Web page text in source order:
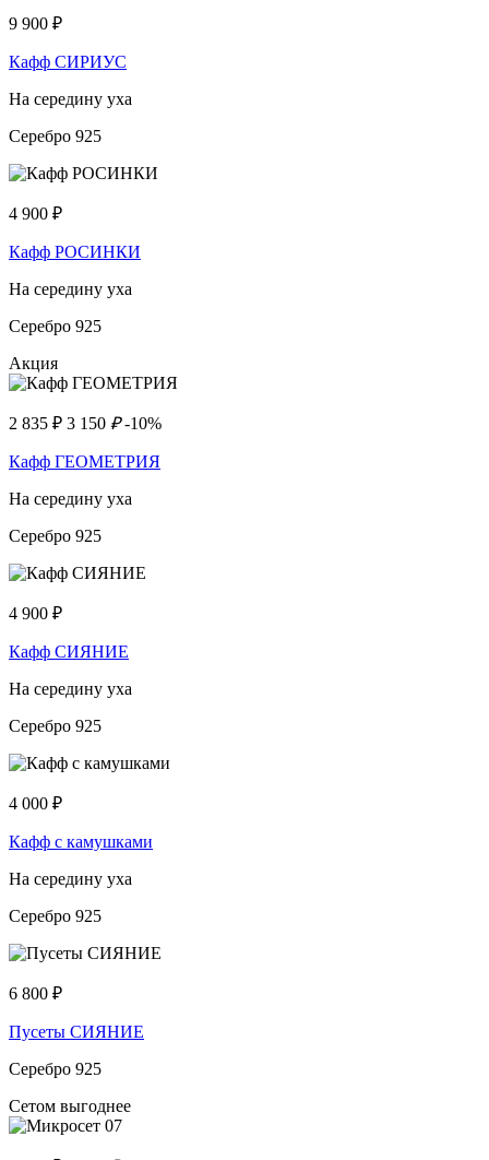
9 900 ₽
Кафф СИРИУС
На середину уха
Серебро 925
4 900 ₽
Кафф РОСИНКИ
На середину уха
Серебро 925
Акция
2 835 ₽ 3 150 ₽ -10%
Кафф ГЕОМЕТРИЯ
На середину уха
Серебро 925
4 900 ₽
Кафф СИЯНИЕ
На середину уха
Серебро 925
4 000 ₽
Кафф с камушками
На середину уха
Серебро 925
6 800 ₽
Пусеты СИЯНИЕ
Серебро 925
Сетом выгоднее